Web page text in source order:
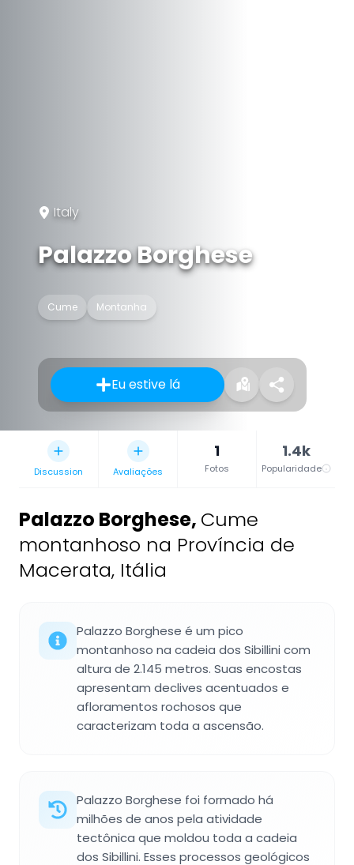
Italy
Palazzo Borghese
Cume Montanha
Eu estive lá
Discussion Avaliações
1
Fotos
1.4k
Popularidade
Palazzo Borghese, Cume
montanhoso na Província de
Macerata, Itália
Palazzo Borghese é um pico
montanhoso na cadeia dos Sibillini com
altura de 2.145 metros. Suas encostas
apresentam declives acentuados e
afloramentos rochosos que
caracterizam toda a ascensão.
Palazzo Borghese foi formado há
milhões de anos pela atividade
tectônica que moldou toda a cadeia
dos Sibillini. Esses processos geológicos